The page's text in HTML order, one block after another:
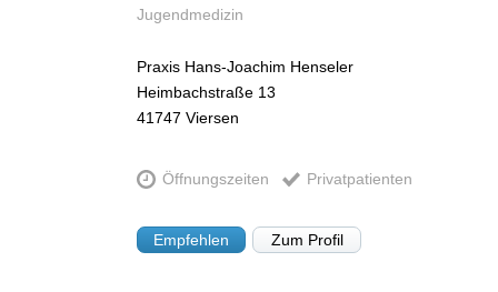
Jugendmedizin
Praxis Hans-Joachim Henseler
Heimbachstraße 13
41747 Viersen
Öffnungszeiten Privatpatienten
Empfehlen Zum Profil